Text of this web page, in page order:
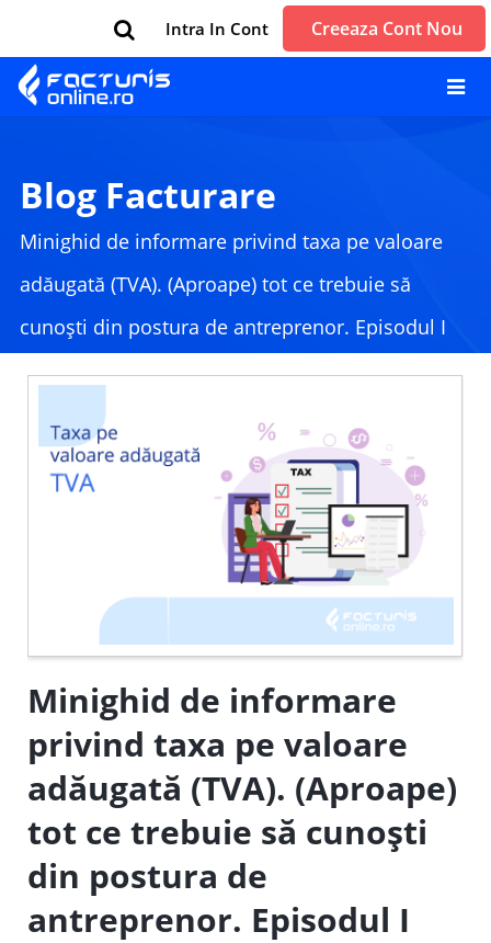
Intra In Cont Creeaza Cont Nou
Blog Facturare
Minighid de informare privind taxa pe valoare
adăugată (TVA). (Aproape) tot ce trebuie să
cunoști din postura de antreprenor. Episodul I
Minighid de informare
privind taxa pe valoare
adăugată (TVA). (Aproape)
tot ce trebuie să cunoști
din postura de
antreprenor. Episodul I